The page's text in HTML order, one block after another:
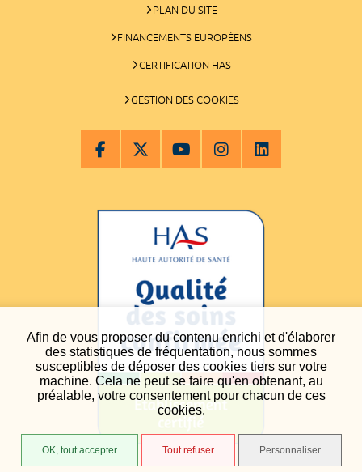
Afin de vous proposer du contenu enrichi et d'élaborer
des statistiques de fréquentation, nous sommes
susceptibles de déposer des cookies tiers sur votre
machine. Cela ne peut se faire qu'en obtenant, au
préalable, votre consentement pour chacun de ces
cookies.
OK, tout accepter Tout refuser Personnaliser
PLAN DU SITE
FINANCEMENTS EUROPÉENS
CERTIFICATION HAS
GESTION DES COOKIES